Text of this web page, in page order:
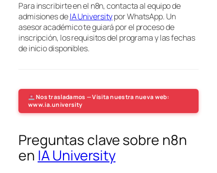
Para inscribirte en el n8n, contacta al equipo de
admisiones deIA Universitypor WhatsApp. Un
asesor académico te guiará por el proceso de
inscripción, los requisitos del programa y las fechas
de inicio disponibles.
Nos trasladamos — Visita nuestra nueva web:
www.ia.university
Preguntas clave sobre n8n
en IA University